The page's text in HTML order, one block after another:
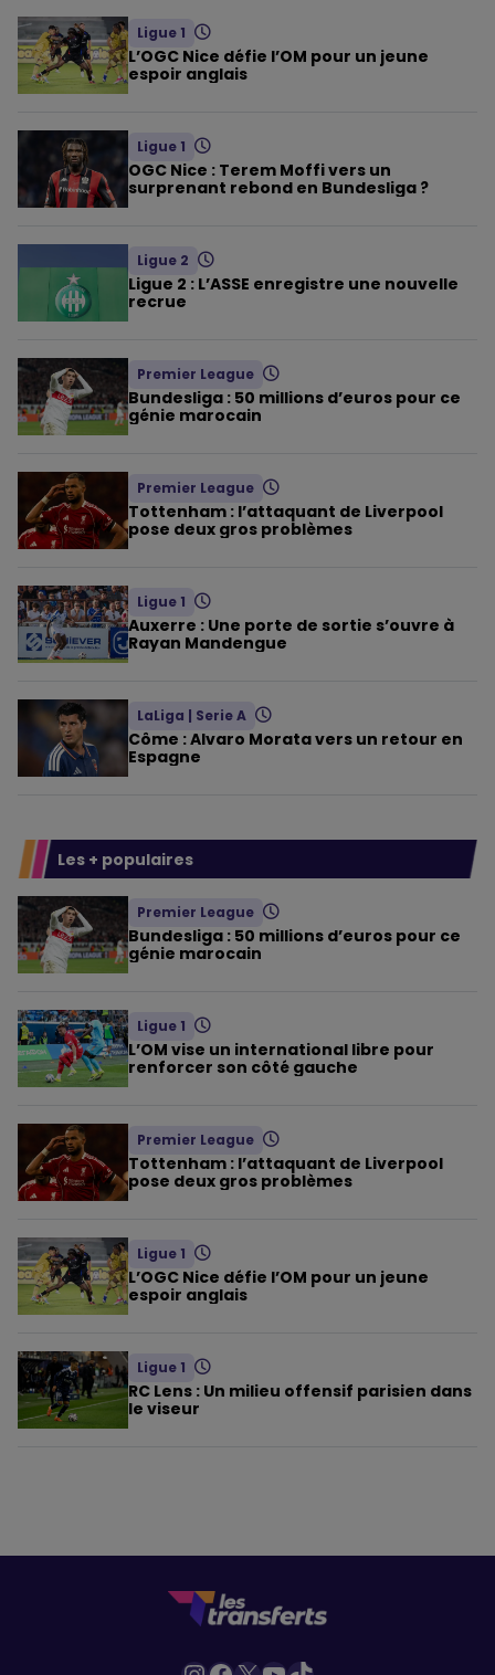
Ligue 1
L’OGC Nice défie l’OM pour un jeune
espoir anglais
Ligue 1
OGC Nice : Terem Moffi vers un
surprenant rebond en Bundesliga ?
Ligue 2
Ligue 2 : L’ASSE enregistre une nouvelle
recrue
Premier League
Bundesliga : 50 millions d’euros pour ce
génie marocain
Premier League
Tottenham : l’attaquant de Liverpool
pose deux gros problèmes
Ligue 1
Auxerre : Une porte de sortie s’ouvre à
Rayan Mandengue
LaLiga | Serie A
Côme : Alvaro Morata vers un retour en
Espagne
Les + populaires
Premier League
Bundesliga : 50 millions d’euros pour ce
génie marocain
Ligue 1
L’OM vise un international libre pour
renforcer son côté gauche
Premier League
Tottenham : l’attaquant de Liverpool
pose deux gros problèmes
Ligue 1
L’OGC Nice défie l’OM pour un jeune
espoir anglais
Ligue 1
RC Lens : Un milieu offensif parisien dans
le viseur